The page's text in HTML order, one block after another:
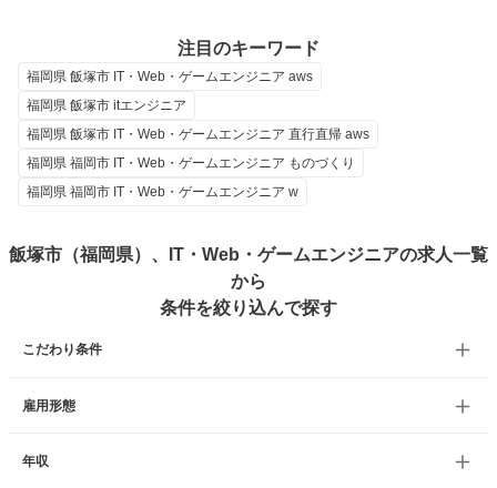
注目のキーワード
福岡県 飯塚市 IT・Web・ゲームエンジニア aws
福岡県 飯塚市 itエンジニア
福岡県 飯塚市 IT・Web・ゲームエンジニア 直行直帰 aws
福岡県 福岡市 IT・Web・ゲームエンジニア ものづくり
福岡県 福岡市 IT・Web・ゲームエンジニア w
飯塚市（福岡県）、IT・Web・ゲームエンジニアの求人一覧
から
条件を絞り込んで探す
こだわり条件
雇用形態
年収